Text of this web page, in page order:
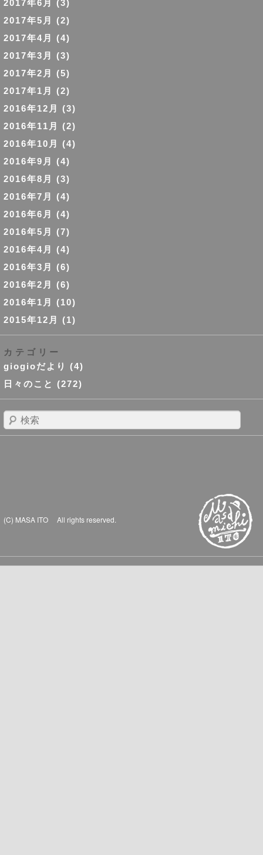
2017年6月
(3)
2017年5月
(2)
2017年4月
(4)
2017年3月
(3)
2017年2月
(5)
2017年1月
(2)
2016年12月
(3)
2016年11月
(2)
2016年10月
(4)
2016年9月
(4)
2016年8月
(3)
2016年7月
(4)
2016年6月
(4)
2016年5月
(7)
2016年4月
(4)
2016年3月
(6)
2016年2月
(6)
2016年1月
(10)
2015年12月
(1)
カテゴリー
giogioだより
(4)
日々のこと (272)
検
索
(C) MASA ITO All rights reserved.